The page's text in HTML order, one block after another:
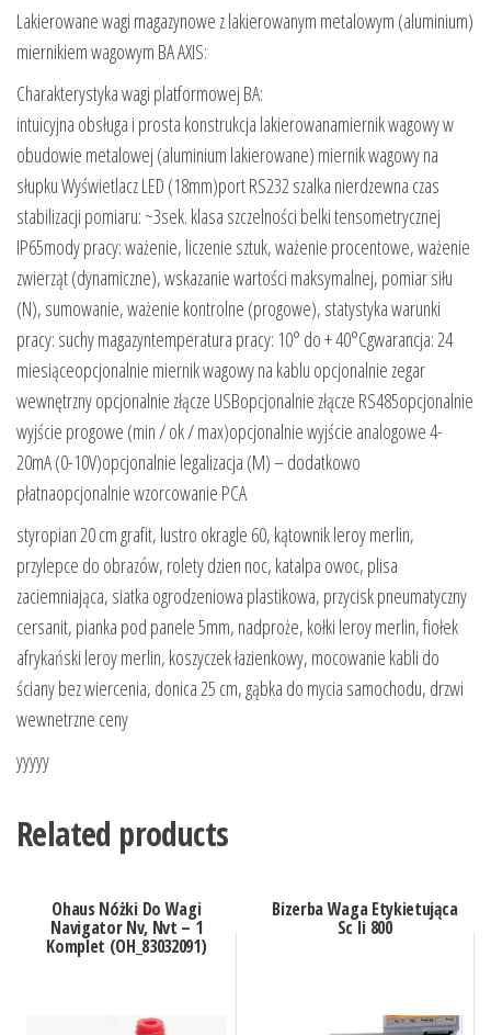
Lakierowane wagi magazynowe z lakierowanym metalowym (aluminium)
miernikiem wagowym BA AXIS:
Charakterystyka wagi platformowej BA:
intuicyjna obsługa i prosta konstrukcja lakierowanamiernik wagowy w
obudowie metalowej (aluminium lakierowane) miernik wagowy na
słupku Wyświetlacz LED (18mm)port RS232 szalka nierdzewna czas
stabilizacji pomiaru: ~3sek. klasa szczelności belki tensometrycznej
IP65mody pracy: ważenie, liczenie sztuk, ważenie procentowe, ważenie
zwierząt (dynamiczne), wskazanie wartości maksymalnej, pomiar siłu
(N), sumowanie, ważenie kontrolne (progowe), statystyka warunki
pracy: suchy magazyntemperatura pracy: 10° do + 40°Cgwarancja: 24
miesiąceopcjonalnie miernik wagowy na kablu opcjonalnie zegar
wewnętrzny opcjonalnie złącze USBopcjonalnie złącze RS485opcjonalnie
wyjście progowe (min / ok / max)opcjonalnie wyjście analogowe 4-
20mA (0-10V)opcjonalnie legalizacja (M) – dodatkowo
płatnaopcjonalnie wzorcowanie PCA
styropian 20 cm grafit, lustro okragle 60, kątownik leroy merlin,
przylepce do obrazów, rolety dzien noc, katalpa owoc, plisa
zaciemniająca, siatka ogrodzeniowa plastikowa, przycisk pneumatyczny
cersanit, pianka pod panele 5mm, nadproże, kołki leroy merlin, fiołek
afrykański leroy merlin, koszyczek łazienkowy, mocowanie kabli do
ściany bez wiercenia, donica 25 cm, gąbka do mycia samochodu, drzwi
wewnetrzne ceny
yyyyy
Related products
Ohaus Nóżki Do Wagi
Navigator Nv, Nvt – 1
Komplet (OH_83032091)
Bizerba Waga Etykietująca
Sc Ii 800